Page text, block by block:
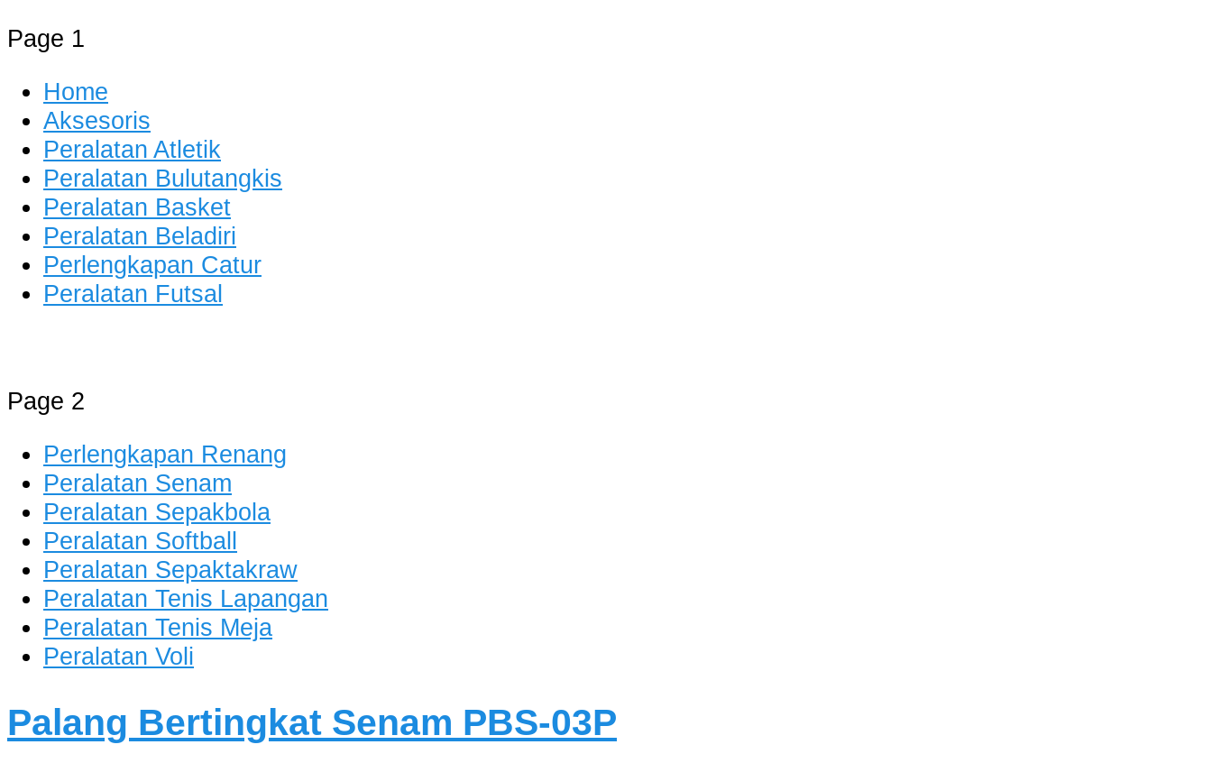
Page 1
Home
Aksesoris
Peralatan Atletik
Peralatan Bulutangkis
Peralatan Basket
Peralatan Beladiri
Perlengkapan Catur
Peralatan Futsal
Distributor Alat Olahraga
Jual Alat Olahraga Murah, Lengkap dan Berkualitas
Page 2
Perlengkapan Renang
Peralatan Senam
Peralatan Sepakbola
Peralatan Softball
Peralatan Sepaktakraw
Peralatan Tenis Lapangan
Peralatan Tenis Meja
Peralatan Voli
Palang Bertingkat Senam PBS-03P